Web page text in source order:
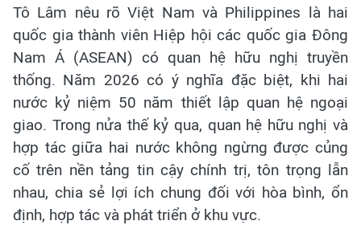
Tô Lâm nêu rõ Việt Nam và Philippines là hai
quốc gia thành viên Hiệp hội các quốc gia Đông
Nam Á (ASEAN) có quan hệ hữu nghị truyền
thống. Năm 2026 có ý nghĩa đặc biệt, khi hai
nước kỷ niệm 50 năm thiết lập quan hệ ngoại
giao. Trong nửa thế kỷ qua, quan hệ hữu nghị và
hợp tác giữa hai nước không ngừng được củng
cố trên nền tảng tin cậy chính trị, tôn trọng lẫn
nhau, chia sẻ lợi ích chung đối với hòa bình, ổn
định, hợp tác và phát triển ở khu vực.